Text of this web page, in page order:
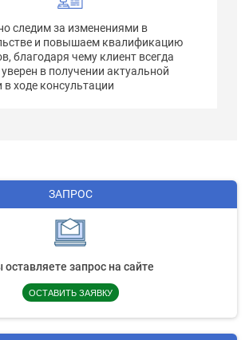
следим за изменениями в
и повышаем квалификацию
благодаря чему клиент всегда
в получении актуальной
ходе консультации
ЗАПРОС
оставляете запрос на сайте
ОСТАВИТЬ ЗАЯВКУ